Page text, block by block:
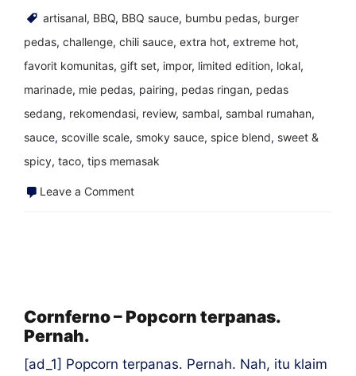
artisanal, BBQ, BBQ sauce, bumbu pedas, burger
pedas, challenge, chili sauce, extra hot, extreme hot,
favorit komunitas, gift set, impor, limited edition, lokal,
marinade, mie pedas, pairing, pedas ringan, pedas
sedang, rekomendasi, review, sambal, sambal rumahan,
sauce, scoville scale, smoky sauce, spice blend, sweet &
spicy, taco, tips memasak
Leave a Commenton
Habanero
Cornferno – Popcorn terpanas.
Pernah.
[ad_1] Popcorn terpanas. Pernah. Nah, itu klaim